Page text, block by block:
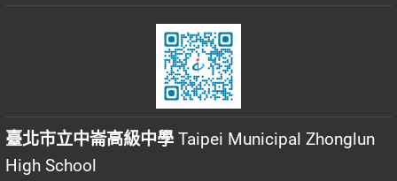
臺北市立中崙高級中學 Taipei Municipal Zhonglun
High School